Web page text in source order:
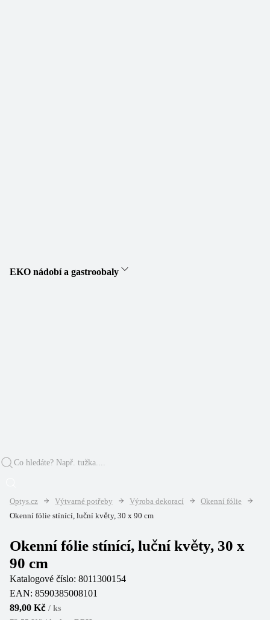
EKO nádobí a gastroobaly
Optys.cz Výtvarné potřeby Výroba dekorací
Okenní fólie
Okenní fólie stínící, luční květy, 30 x 90 cm
Okenní fólie stínící, luční květy, 30 x
90 cm
Katalogové číslo: 8011300154
EAN: 8590385008101
89,00 Kč / ks